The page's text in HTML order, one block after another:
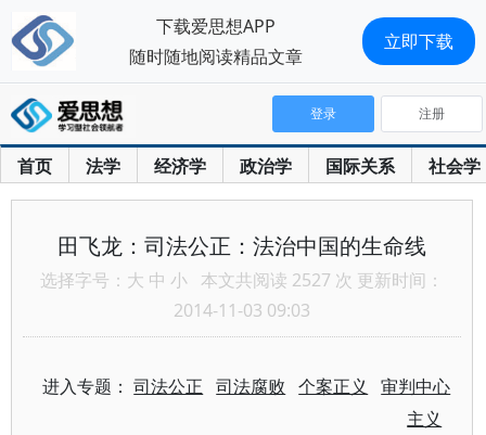
首页 法学 经济学 政治学 国际关系 社会学
登录 注册
田飞龙：司法公正：法治中国的生命线
选择字号： 大 中 小 本文共阅读 2527 次 更新时间：
2014-11-03 09:03
进入专题：司法公正 司法腐败 个案正义
审判中心
主义
下载爱思想APP
随时随地阅读精品文章
立即下载